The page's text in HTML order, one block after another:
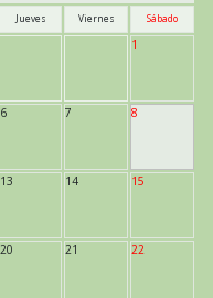
Jueves Viernes Sábado
1
6 7 8
13 14 15
20 21 22